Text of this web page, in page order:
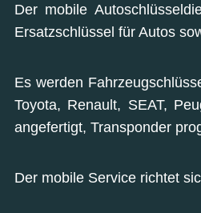
Der mobile
Ersatzschlüssel für Autos
Es werden
Toyota, Renault, SEAT,
angefertigt, Transponder
Der mobile Service richtet